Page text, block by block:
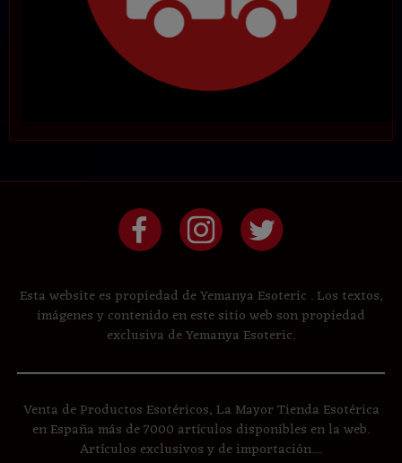
Esta website es propiedad de Yemanya Esoteric . Los textos,
imágenes y contenido en este sitio web son propiedad
exclusiva de Yemanya Esoteric.
Venta de Productos Esotéricos, La Mayor Tienda Esotérica
en España más de 7000 artículos disponibles en la web.
Artículos exclusivos y de importación....